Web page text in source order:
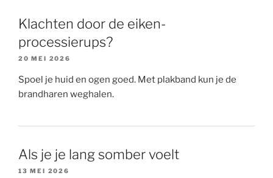
Klachten door de eiken-
processierups?
20 MEI 2026
Spoel je huid en ogen goed. Met plakband kun je de
brandharen weghalen.
Als je je lang somber voelt
13 MEI 2026